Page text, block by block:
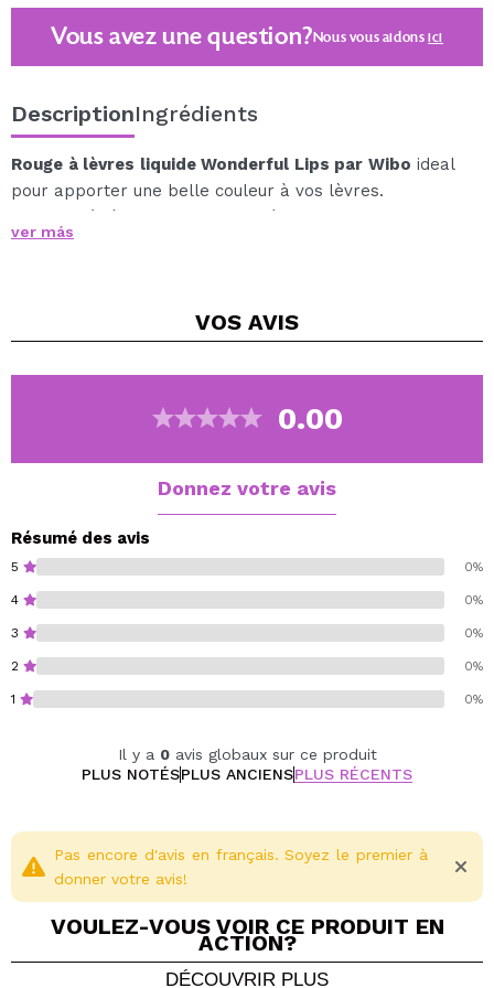
Vous avez une question?Nous vous aidonsici
DescriptionIngrédients
Rouge à lèvres liquide Wonderful Lips par Wibo ideal
pour apporter une belle couleur à vos lèvres.
Ce rouge à lèvres a un fini satiné et tient longtemps.
Avec une excellente formule qui s'adapte parfaitement
Disponible dans une large gamme de teintes, choisissez
ver más
VOS AVIS
0.00
Donnez votre avis
Résumé des avis
5 0%
4 0%
3 0%
2 0%
1 0%
Il y a 0avis globaux sur ce produit
PLUS NOTÉSPLUS ANCIENSPLUS RÉCENTS
Pas encore d'avis en français. Soyez le premier à
donner votre avis!
VOULEZ-VOUS VOIR CE PRODUIT EN
ACTION?
DÉCOUVRIR PLUS